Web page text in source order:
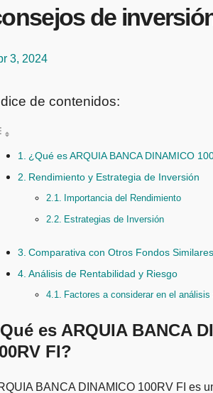
de
3, 2024
de contenidos:
¿Qué es ARQUIA BANCA DINAMICO
Rendimiento y Estrategia de Inversión
Importancia del Rendimiento
Estrategias de Inversión
Comparativa con Otros Fondos Similares
Análisis de Rentabilidad y Riesgo
Factores a considerar en el
es ARQUIA BANCA
FI?